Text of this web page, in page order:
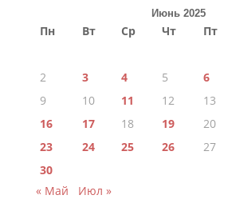
Июнь 2025
Пн Вт Ср Чт Пт
2
3 4 5 6
9
10 11 12 13
16
17 18 19 20
23
24 25 26 27
30
« Май
Июл »